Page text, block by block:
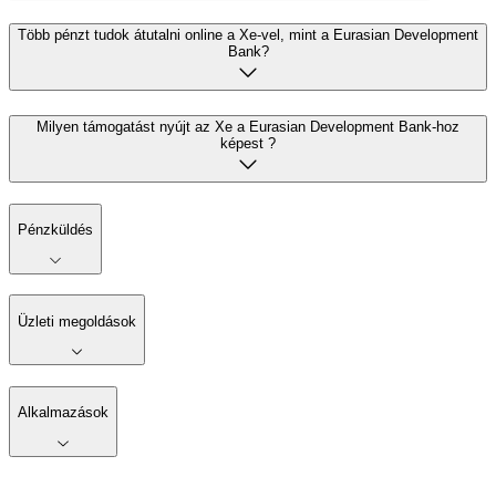
Több pénzt tudok átutalni online a Xe-vel, mint a Eurasian Development
Bank?
Milyen támogatást nyújt az Xe a Eurasian Development Bank-hoz
képest ?
Pénzküldés
Üzleti megoldások
Alkalmazások